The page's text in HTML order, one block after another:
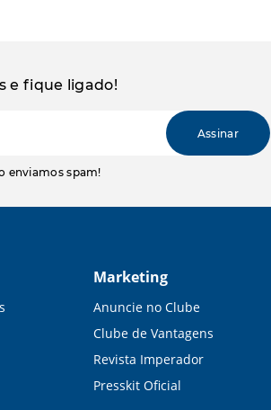
e fique ligado!
enviamos spam!
Marketing
Anuncie no Clube
Clube de Vantagens
Revista Imperador
Presskit Oficial